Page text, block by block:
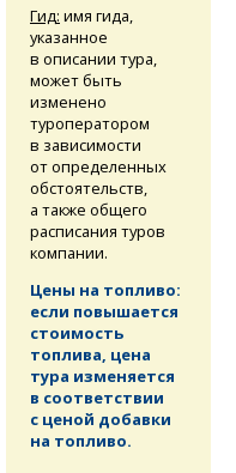
Гид: имя гида,
указанное
в описании тура,
может быть
изменено
туроператором
в зависимости
от определенных
обстоятельств,
а также общего
расписания туров
компании.
Цены на топливо:
если повышается
стоимость
топлива, цена
тура изменяется
в соответствии
с ценой добавки
на топливо.